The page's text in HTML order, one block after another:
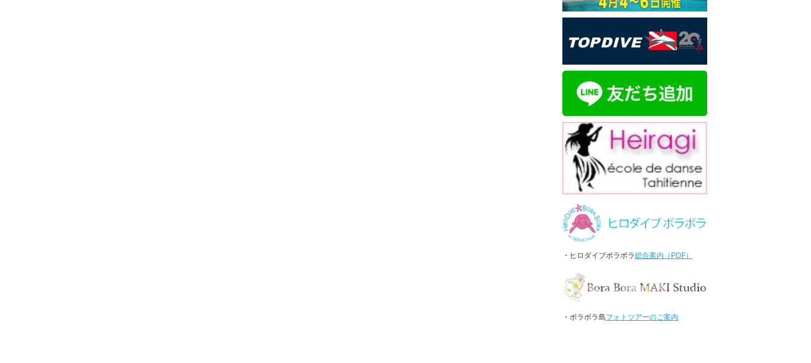
・ヒロダイブボラボラ総合案内（PDF）
・ボラボラ島フォトツアーのご案内